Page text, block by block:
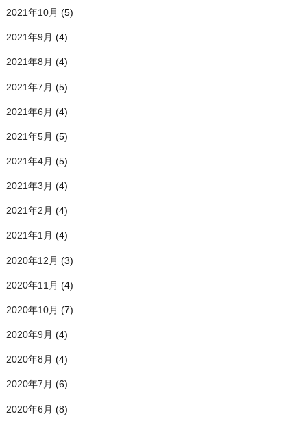
2021年10月 (5)
2021年9月 (4)
2021年8月 (4)
2021年7月 (5)
2021年6月 (4)
2021年5月 (5)
2021年4月 (5)
2021年3月 (4)
2021年2月 (4)
2021年1月 (4)
2020年12月 (3)
2020年11月 (4)
2020年10月 (7)
2020年9月 (4)
2020年8月 (4)
2020年7月 (6)
2020年6月 (8)